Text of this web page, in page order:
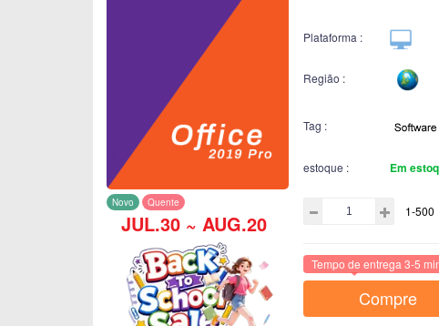
JUL.30 ~ AUG.20
Novo Quente
Plataforma :
Região :
Tag :
estoque : Em
1-500
Tempo de entrega 3-5
Compre